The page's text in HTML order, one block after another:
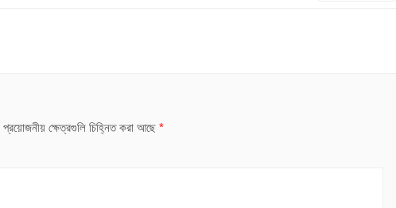
প্রয়োজনীয় ক্ষেত্রগুলি চিহ্নিত করা আছে *